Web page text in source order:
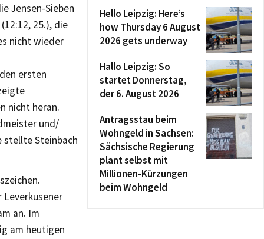
Jensen-Sieben
25.), die
nicht wieder
ersten
nicht heran.
und/
stellte Steinbach
Leverkusener
an. Im
am heutigen
Hello Leipzig: Here’s
how Thursday 6 August
2026 gets underway
Hallo Leipzig: So
startet Donnerstag,
der 6. August 2026
Antragsstau beim
Wohngeld in Sachsen:
Sächsische Regierung
plant selbst mit
Millionen-Kürzungen
beim Wohngeld